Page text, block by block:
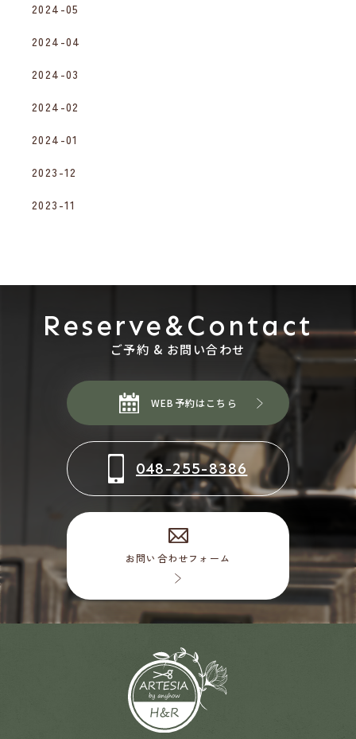
2024-05
2024-04
2024-03
2024-02
2024-01
2023-12
2023-11
Reserve&Contact
ご予約 & お問い合わせ
WEB予約はこちら
048-255-8386
お問い合わせフォーム